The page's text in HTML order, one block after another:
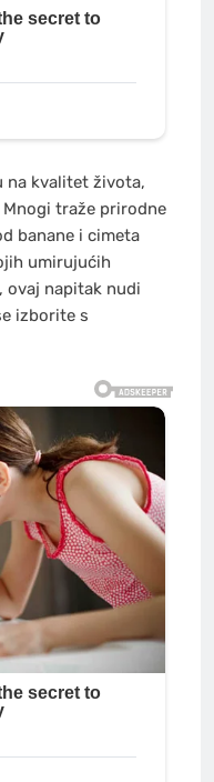
na kvalitet života,
traže prirodne
banane i cimeta
umirujućih
ovaj napitak nudi
izborite s